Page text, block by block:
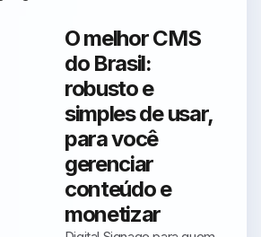
O melhor CMS
do Brasil:
robusto e
simples de usar,
para você
gerenciar
conteúdo e
monetizar